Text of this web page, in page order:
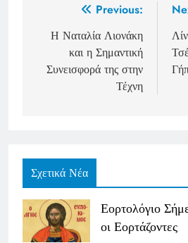
navigation
Previous:
Η Ναταλία Λιονάκη
και η Σημαντική
Συνεισφορά της στην
Τέχνη
Σχετικά Νέα
Εορτολόγιο
οι Εορτάζοντες